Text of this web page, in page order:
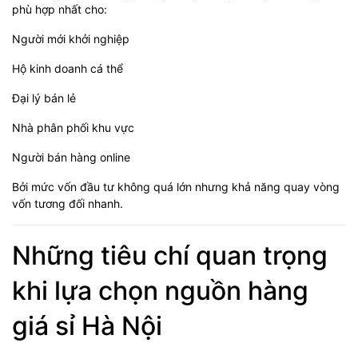
phù hợp nhất cho:
Người mới khởi nghiệp
Hộ kinh doanh cá thể
Đại lý bán lẻ
Nhà phân phối khu vực
Người bán hàng online
Bởi mức vốn đầu tư không quá lớn nhưng khả năng quay vòng
vốn tương đối nhanh.
Những tiêu chí quan trọng
khi lựa chọn nguồn hàng
giá sỉ Hà Nội